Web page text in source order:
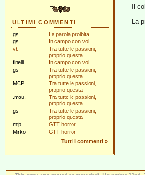
ULTIMI COMMENTI
gs
La parola proibita
gs
In campo con voi
vb
Tra tutte le passioni,
proprio questa
finelli
In campo con voi
gs
Tra tutte le passioni,
proprio questa
MCP
Tra tutte le passioni,
proprio questa
.mau.
Tra tutte le passioni,
proprio questa
gs
Tra tutte le passioni,
proprio questa
mfp
GTT horror
Mirko
GTT horror
Tutti i commenti »
Il
La